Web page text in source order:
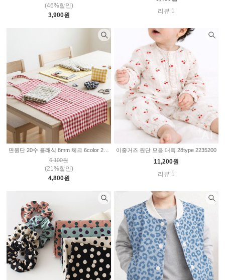
(46%할인)
3,900원
리뷰 1
6,100원
(21%할인)
4,800원
이중거즈 원단 모음 대폭 28type 2235200
11,200원
리뷰 1